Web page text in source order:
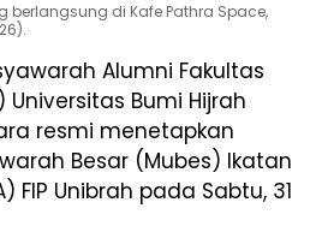
berlangsung di Kafe Pathra Space,
Alumni Fakultas
Universitas Bumi Hijrah
resmi menetapkan
Besar (Mubes) Ikatan
FIP Unibrah pada Sabtu, 31